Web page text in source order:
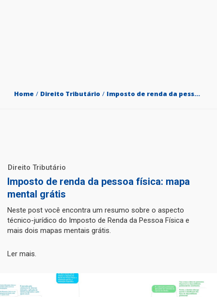
Home / Direito Tributário / Imposto de renda da pessoa física: mapa mental grátis
Direito Tributário
Imposto de renda da pessoa física: mapa
mental grátis
Neste post você encontra um resumo sobre o aspecto
técnico-jurídico do Imposto de Renda da Pessoa Física e
mais dois mapas mentais grátis.
Ler mais.